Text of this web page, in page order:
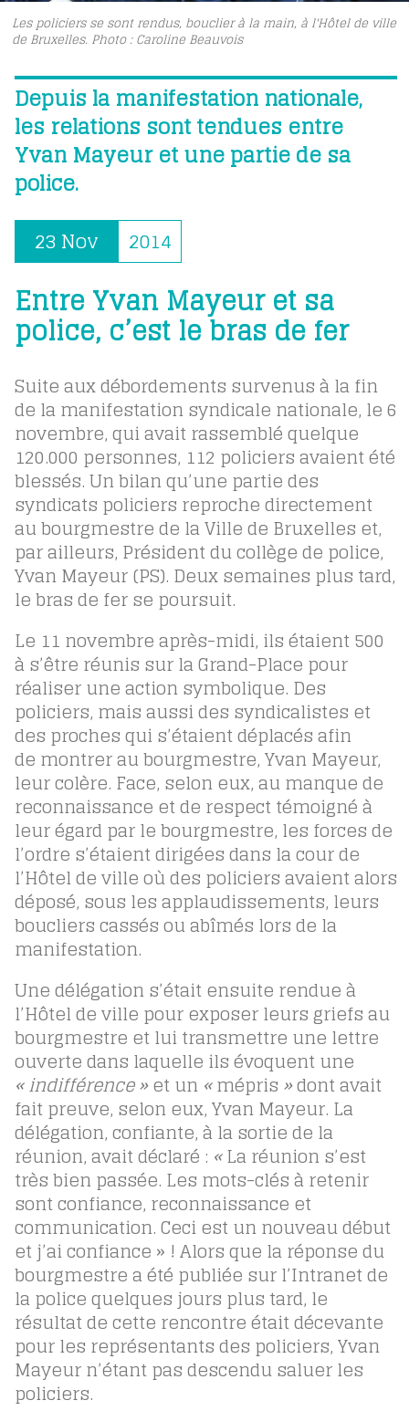
Les policiers se sont rendus, bouclier à la main, à l'Hôtel de ville
de Bruxelles. Photo : Caroline Beauvois
Depuis la manifestation nationale,
les relations sont tendues entre
Yvan Mayeur et une partie de sa
police.
23 Nov 2014
Entre Yvan Mayeur et sa
police, c’est le bras de fer
Suite aux débordements survenus à la fin
de la manifestation syndicale nationale, le 6
novembre, qui avait rassemblé quelque
120.000 personnes, 112 policiers avaient été
blessés. Un bilan qu’une partie des
syndicats policiers reproche directement
au bourgmestre de la Ville de Bruxelles et,
par ailleurs, Président du collège de police,
Yvan Mayeur (PS). Deux semaines plus tard,
le bras de fer se poursuit.
Le 11 novembre après-midi, ils étaient 500
à s’être réunis sur la Grand-Place pour
réaliser une action symbolique. Des
policiers, mais aussi des syndicalistes et
des proches qui s’étaient déplacés afin
de montrer au bourgmestre, Yvan Mayeur,
leur colère. Face, selon eux, au manque de
reconnaissance et de respect témoigné à
leur égard par le bourgmestre, les forces de
l’ordre s’étaient dirigées dans la cour de
l’Hôtel de ville où des policiers avaient alors
déposé, sous les applaudissements, leurs
boucliers cassés ou abîmés lors de la
manifestation.
Une délégation s’était ensuite rendue à
l’Hôtel de ville pour exposer leurs griefs au
bourgmestre et lui transmettre une lettre
ouverte dans laquelle ils évoquent une
« indifférence»et un «mépris »dont avait
fait preuve, selon eux, Yvan Mayeur. La
délégation, confiante, à la sortie de la
réunion, avait déclaré : «La réunion s’est
très bien passée. Les mots-clés à retenir
sont confiance, reconnaissance et
communication. Ceci est un nouveau début
et j’ai confiance » ! Alors que la réponse du
bourgmestre a été publiée sur l’Intranet de
la police quelques jours plus tard, le
résultat de cette rencontre était décevante
pour les représentants des policiers, Yvan
Mayeur n’étant pas descendu saluer les
policiers.